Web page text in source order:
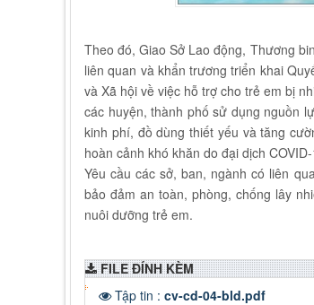
Theo đó, Giao Sở Lao động, Thương
liên quan và khẩn trương triển khai
và Xã hội về việc hỗ trợ cho trẻ em bị
các huyện, thành phố sử dụng nguồn
kinh phí, đồ dùng thiết yếu và tăng
hoàn cảnh khó khăn do đại dịch
Yêu cầu các sở, ban, ngành có liên
bảo đảm an toàn, phòng, chống lây
nuôi dưỡng trẻ em.
FILE ĐÍNH KÈM
Tập tin : cv-cd-04-bld.pdf